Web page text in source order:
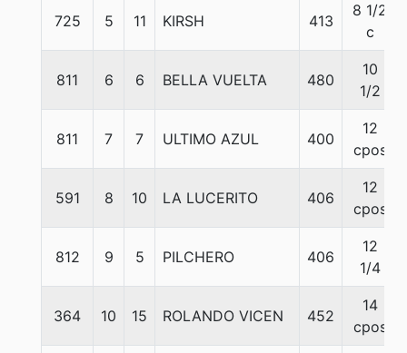
725 5 11 KIRSH 413
8 1/2
c
811 6 6 BELLA VUELTA 480
10
1/2
811 7 7 ULTIMO AZUL 400
12
cpos
591 8 10 LA LUCERITO 406
12
cpos
812 9 5 PILCHERO 406
12
1/4
364 10 15 ROLANDO VICEN 452
14
cpos